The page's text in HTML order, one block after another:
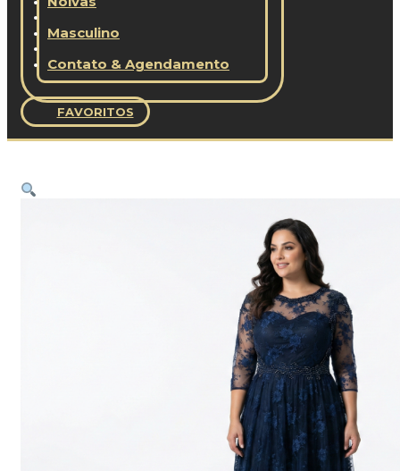
Masculino
Contato & Agendamento
FAVORITOS